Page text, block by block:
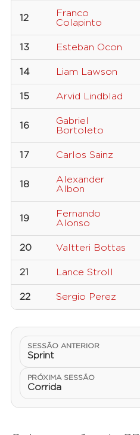
12
Franco
Colapinto
13 Esteban Ocon
14 Liam Lawson
15 Arvid Lindblad
16
Gabriel
Bortoleto
17 Carlos Sainz
18
Alexander
Albon
19
Fernando
Alonso
20 Valtteri Bottas
21 Lance Stroll
22 Sergio Perez
SESSÃO ANTERIOR
Sprint
PRÓXIMA SESSÃO
Corrida